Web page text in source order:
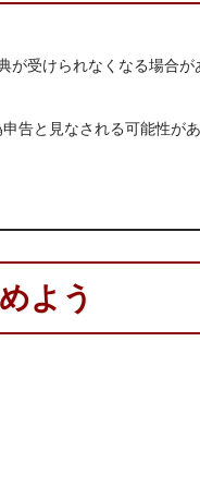
受けられなくなる場合が
告と見なされる可能性があ
よう